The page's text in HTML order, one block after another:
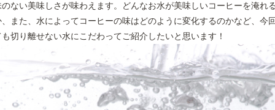
ない美味しさが味わえます。どんなお水が美味しいコーヒーを淹れ
また、水によってコーヒーの味はどのように変化するのかなど、今
切り離せない水にこだわってご紹介したいと思います！